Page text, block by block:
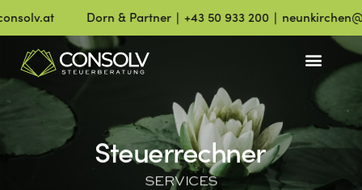
Dorn & Partner ∣ +43 50 933 200 ∣
Steuerrechner
SERVICES